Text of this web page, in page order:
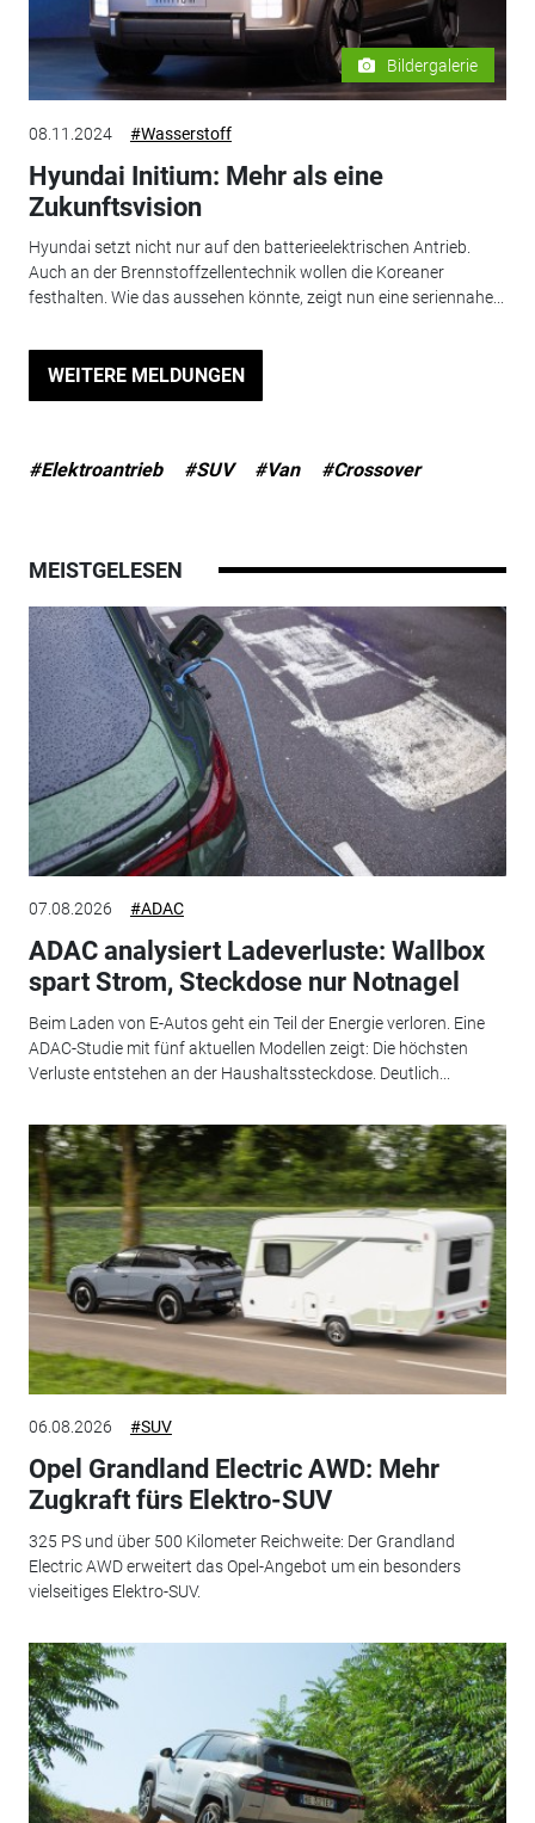
Bildergalerie
08.11.2024 #Wasserstoff
Hyundai Initium: Mehr als eine
Zukunftsvision
Hyundai setzt nicht nur auf den batterieelektrischen Antrieb.
Auch an der Brennstoffzellentechnik wollen die Koreaner
festhalten. Wie das aussehen könnte, zeigt nun eine seriennahe...
WEITERE MELDUNGEN
#Elektroantrieb #SUV #Van #Crossover
MEISTGELESEN
07.08.2026 #ADAC
ADAC analysiert Ladeverluste: Wallbox
spart Strom, Steckdose nur Notnagel
Beim Laden von E-Autos geht ein Teil der Energie verloren. Eine
ADAC-Studie mit fünf aktuellen Modellen zeigt: Die höchsten
Verluste entstehen an der Haushaltssteckdose. Deutlich...
06.08.2026 #SUV
Opel Grandland Electric AWD: Mehr
Zugkraft fürs Elektro-SUV
325 PS und über 500 Kilometer Reichweite: Der Grandland
Electric AWD erweitert das Opel-Angebot um ein besonders
vielseitiges Elektro-SUV.